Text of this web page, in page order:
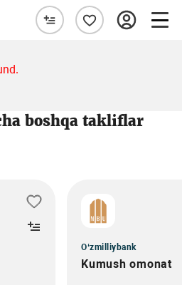
boshqa takliflar
O‘zmilliybank
Kumush omonat